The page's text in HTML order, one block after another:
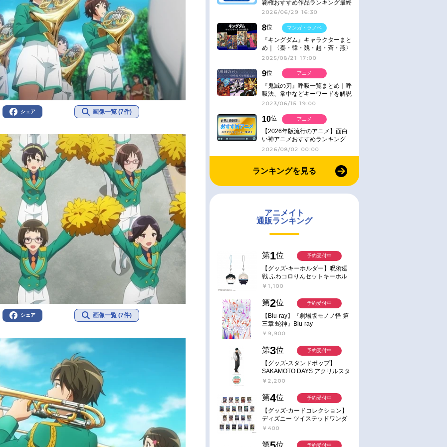
シェア 画像一覧 (7件)
シェア 画像一覧 (7件)
覇権おすすめ作品ランキング最終
結果発表！
2026/06/29 16:30
8位
『キングダム』キャラクターまと
め｜〈秦・韓・魏・趙・斉・燕〉
2025/08/21 17:00
マンガ・ラノベ
9位
『鬼滅の刃』呼吸一覧まとめ｜呼
吸法、常中などキーワードを解説
2023/06/15 19:00
アニメ
10位
【2026年版流行のアニメ】面白
い神アニメおすすめランキング
【名作・話題作】｜ジャンル別人
気作品をピックアップ
2026/08/02 00:00
アニメ
ランキングを見る
アニメイト
通販ランキング
第1位
【グッズ-キーホルダー】呪術廻
戦 ふわコロりんセットキーホル
ダー【アニメイト特典付】
￥1,100
予約受付中
第2位
【Blu-ray】『劇場版モノノ怪 第
三章 蛇神』Blu-ray
￥9,900
予約受付中
第3位
【グッズ-スタンドポップ】
SAKAMOTO DAYS アクリルスタ
ンド～Sunny Afternoon～ 4.南雲
￥2,200
予約受付中
第4位
【グッズ-カードコレクション】
ディズニー ツイステッドワンダ
ーランド ランダムカードコレク
￥400
予約受付中
第 位 予約受付中